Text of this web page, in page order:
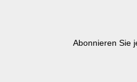
Abonnieren Sie